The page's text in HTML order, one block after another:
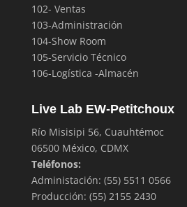
102- Ventas
103-Administración
104-Show Room
105-Servicio Técnico
106-Logística -Almacén
Live Lab EW-Petitchoux
Río Misisipi 56, Cuauhtémoc
06500 México, CDMX
Teléfonos:
Administación: (55) 5511 0566
Producción: (55) 2155 2430